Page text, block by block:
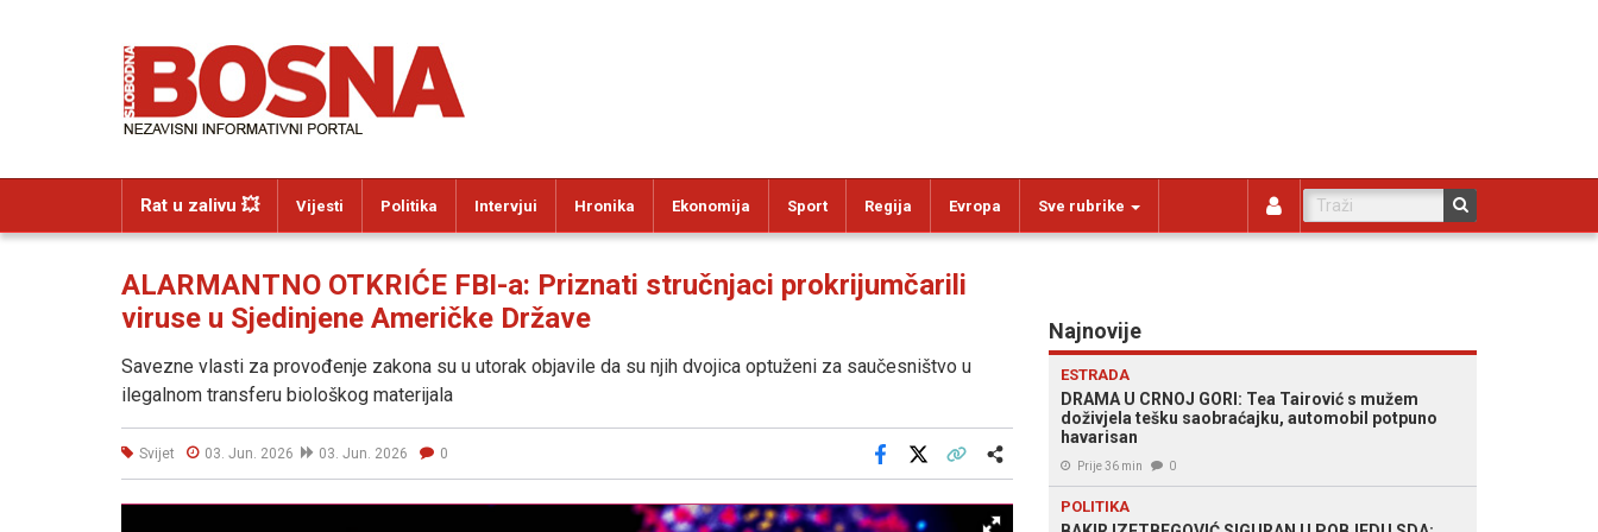
Rat u zalivu 💥 Vijesti Politika Intervjui Hronika Ekonomija Sport Regija Evropa Sve rubrike
ALARMANTNO OTKRIĆE FBI-a: Priznati stručnjaci prokrijumčarili
viruse u Sjedinjene Američke Države
Savezne vlasti za provođenje zakona su u utorak objavile da su njih dvojica optuženi za saučesništvo u
ilegalnom transferu biološkog materijala
Svijet 03. Jun. 2026 03. Jun. 2026 0
Facebook
Najnovije
ESTRADA
DRAMA U CRNOJ GORI: Tea Tairović s mužem
doživjela tešku saobraćajku, automobil potpuno
havarisan
Prije 36 min 0
POLITIKA